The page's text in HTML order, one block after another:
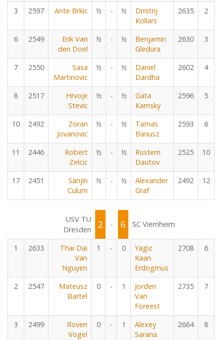
3 2597 Ante Brkic ½ - ½
Dmitrij
Kollars
2635 2
6 2549
Erik Van
den Doel
½ - ½
Benjamin
Gledura
2630 3
7 2550
Sasa
Martinovic
½ - ½
Daniel
Dardha
2602 4
8 2517
Hrvoje
Stevic
½ - ½
Gata
Kamsky
2596 5
10 2492
Zoran
Jovanovic
½ - ½
Tamas
Banusz
2593 6
11 2446
Robert
Zelcic
½ - ½
Rustem
Dautov
2525 10
17 2451
Sanjin
Culum
½ - ½
Alexander
Graf
2492 12
USV TU
Dresden
2 - 6 SC Viernheim
1 2633
Thai Dai
Van
Nguyen
1 - 0
Yagiz
Kaan
Erdogmus
2708 6
2 2547
Mateusz
Bartel
0 - 1
Jorden
Van
Foreest
2735 7
3 2499
Roven
Vogel
0 - 1
Alexey
Sarana
2664 8